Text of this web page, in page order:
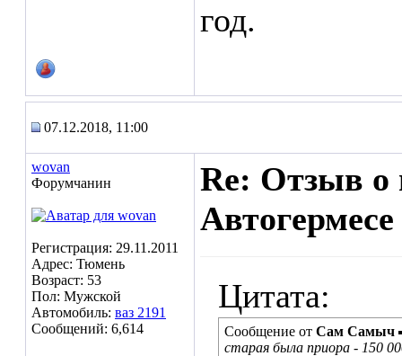
год.
07.12.2018, 11:00
wovan
Форумчанин
Регистрация: 29.11.2011
Адрес: Тюмень
Возраст: 53
Пол: Мужской
Автомобиль: ваз 2191
Сообщений: 6,614
Re: Отзыв о
Цитата:
Сообщение от Сам Самыч
старая была приора - 150